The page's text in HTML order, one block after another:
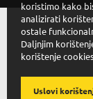
koristimo kako
analizirati
ostale
Daljnjim
korištenje
Uslovi